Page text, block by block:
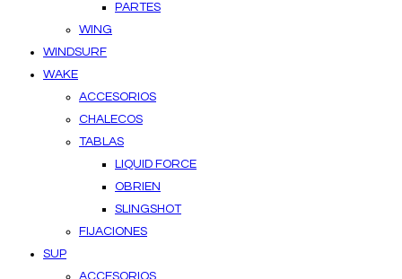
PARTES
WING
WINDSURF
WAKE
ACCESORIOS
CHALECOS
TABLAS
LIQUID FORCE
OBRIEN
SLINGSHOT
FIJACIONES
SUP
ACCESORIOS